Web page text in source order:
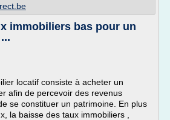
immobiliers bas pour un
locatif consiste à acheter un
afin de percevoir des revenus
se constituer un patrimoine. En plus
la baisse des taux immobiliers ,